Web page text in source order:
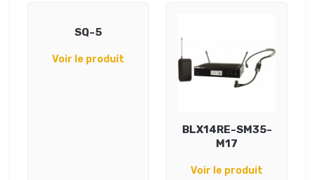
SQ-5
Voir le produit
BLX14RE-SM35-
M17
Voir le produit